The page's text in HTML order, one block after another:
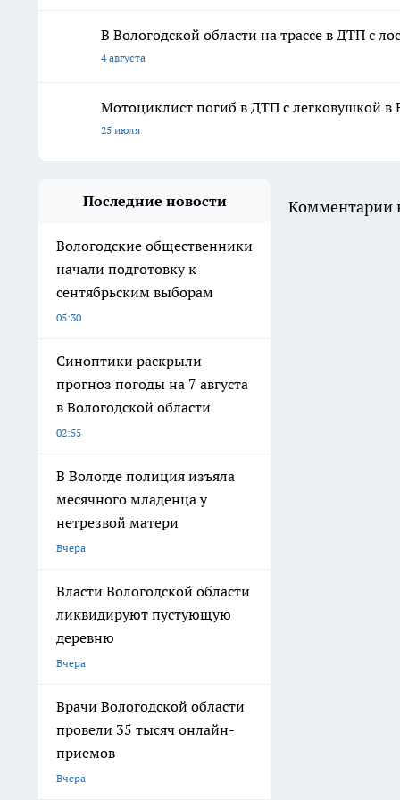
В Вологодской области на трассе в ДТП с
4 августа
Мотоциклист погиб в ДТП с легковушкой в
25 июля
Последние новости
Вологодские общественники
начали подготовку к
сентябрьским выборам
05:30
Синоптики раскрыли
прогноз погоды на 7 августа
в Вологодской области
02:55
В Вологде полиция изъяла
месячного младенца у
нетрезвой матери
Вчера
Власти Вологодской области
ликвидируют пустующую
деревню
Вчера
Врачи Вологодской области
провели 35 тысяч онлайн-
приемов
Вчера
Комментарии